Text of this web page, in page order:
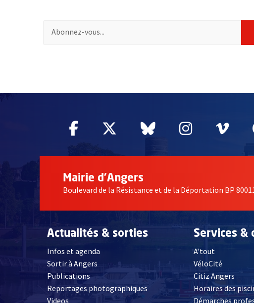
Pour vous inscrire à la lettre d'information des associations
Facebook
, Ouvre une nouvelle fenêtre
Twitter
, Ouvre une nouvelle
Bluesky
, Ouvre uneInstagram
, Ouvre
,
Mairie d'Angers
Boulevard de la Résistance et de la Déportation BP 80011
Actualités & sorties
Infos et agenda
Sortir à Angers
Publications
Reportages photographiques
Videos, Ouvre une nouvelle fenêtre
Services &
A'tout
VéloCité
Citiz Angers ,
Horaires des
Démarches